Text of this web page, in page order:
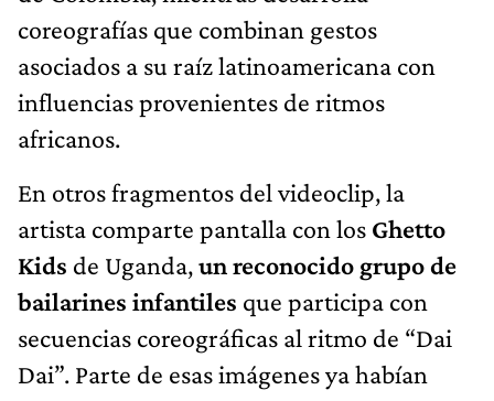
coreografías que combinan gestos
asociados a su raíz latinoamericana con
influencias provenientes de ritmos
africanos.
En otros fragmentos del videoclip, la
artista comparte pantalla con los Ghetto
Kids de Uganda,un reconocido grupo de
bailarines infantiles que participa con
secuencias coreográficas al ritmo de “Dai
Dai”. Parte de esas imágenes ya habían